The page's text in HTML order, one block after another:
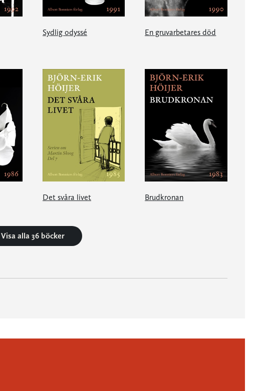
Sydlig odyssé En gruvarbetares död
Det svåra livet Brudkronan
Visa alla 36 böcker